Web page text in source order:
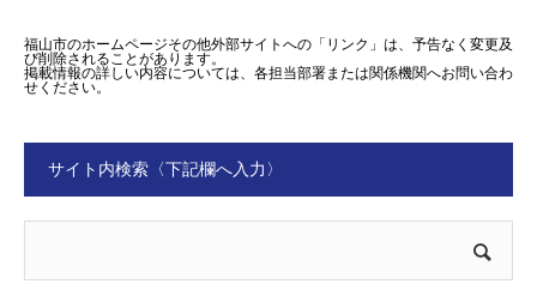
福山市のホームページその他外部サイトへの「リンク」は、予告なく変更及
び削除されることがあります。
掲載情報の詳しい内容については、各担当部署または関係機関へお問い合わ
せください。
サイト内検索〈下記欄へ入力〉